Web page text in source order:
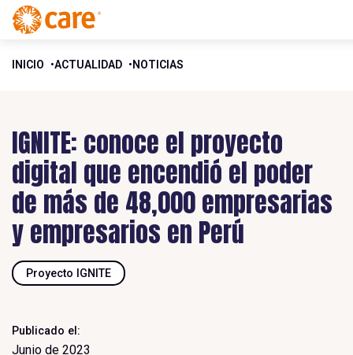
INICIO ACTUALIDAD NOTICIAS
IGNITE: conoce el proyecto
digital que encendió el poder
de más de 48,000 empresarias
y empresarios en Perú
Proyecto IGNITE
Publicado el:
Junio de 2023